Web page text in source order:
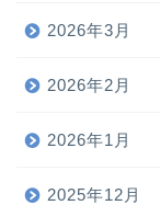
2026年3月
2026年2月
2026年1月
2025年12月